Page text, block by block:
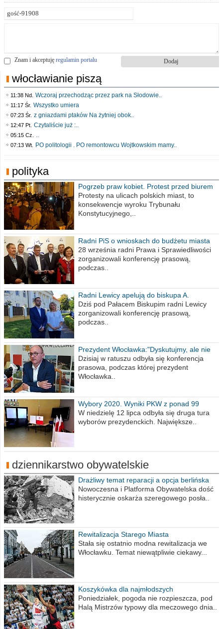
Znam i akceptuję regulamin portalu
włocławianie piszą
11:38 Nd. Wczoraj przechodząc przez park na Słodowie..
11:17 Śr. Wszystko umiera
07:23 Śr. z gniazdami ptaków Na żytniej obok..
12:47 Pt. Czytaliście już :..
05:15 Cz. ..
07:13 Wt. PO politologii . PO remontowcu Wojtkowskim mamy..
polityka
Pogrzeb praw kobiet. Protest przed biurem
poselskim PiS
Protesty na ulicach polskich miast, to
konsekwencje wyroku Trybunału
Konstytucyjnego,..
Radni PiS o wnioskach do budżetu miasta
na 2021 rok
28 września radni Prawa i Sprawiedliwości
zorganizowali konferencję prasową,
podczas..
Radni Lewicy apelują do biskupa A.
Wiesława Meringa
Dziś pod Pałacem Biskupim radni Lewicy
zorganizowali konferencję prasową,
podczas..
Prezydent Włocławka:"Dyskutujmy, ale nie
obrażajmy się”
Dzisiaj w ratuszu odbyła się konferencja
prasowa, podczas której prezydent
Włocławka..
Wybory 2020. Wyniki PKW z ponad 99
procent obwodów
W niedzielę 12 lipca odbyła się druga tura
wyborów prezydenckich. Największe..
dziennikarstwo obywatelskie
Drażliwy temat reparacji a opcja berlińska
Nowoczesna i Platforma Obywatelska dość
histerycznie oskarża szeregowego posła..
Rewitalizacja Starego Miasta
Stała się ostatnio modna rewitalizacja we
Włocławku. Temat niewątpliwie ciekawy...
Koszykówka dla najmłodszych
Poniedziałek, pogoda nie rozpieszcza, pod
Halą Mistrzów typowy dla meczowego dnia..